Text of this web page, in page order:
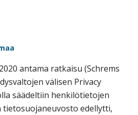
antama ratkaisu (Schrems
välisen Privacy
säädeltiin henkilötietojen
tietosuojaneuvosto edellytti,